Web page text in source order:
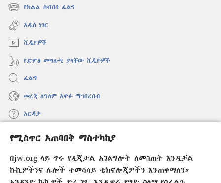
የሚስጥር አጠባበቅ ማስተካከያ
በjw.org ላይ ጥሩ የዲጂታል አገልግሎት ለመስጠት እንዲቻል
ኩኪዎችንና ሌሎች ተመሳሳይ ቴክኖሎጂዎችን እንጠቀማለን።
ዊንዶው
ክፈት)
የክልል ስብሰባ ፈልግ
(አዲስ
ዊንዶው
ክፈት)
አዲስ ነገር
ቪዲዮዎች
የድምፅ መግለጫ ያላቸው ቪዲዮዎች
ፈልግ
መረጃ ለዓለም አቀፉ ማኅበረሰብ
እርዳታ
መዋጮዎች
(አዲስ
ክፈት)
የመጠበቂያ ግንብ የኢንተርኔት ቤተ መጻሕፍት
(አዲስ
ዊንዶው